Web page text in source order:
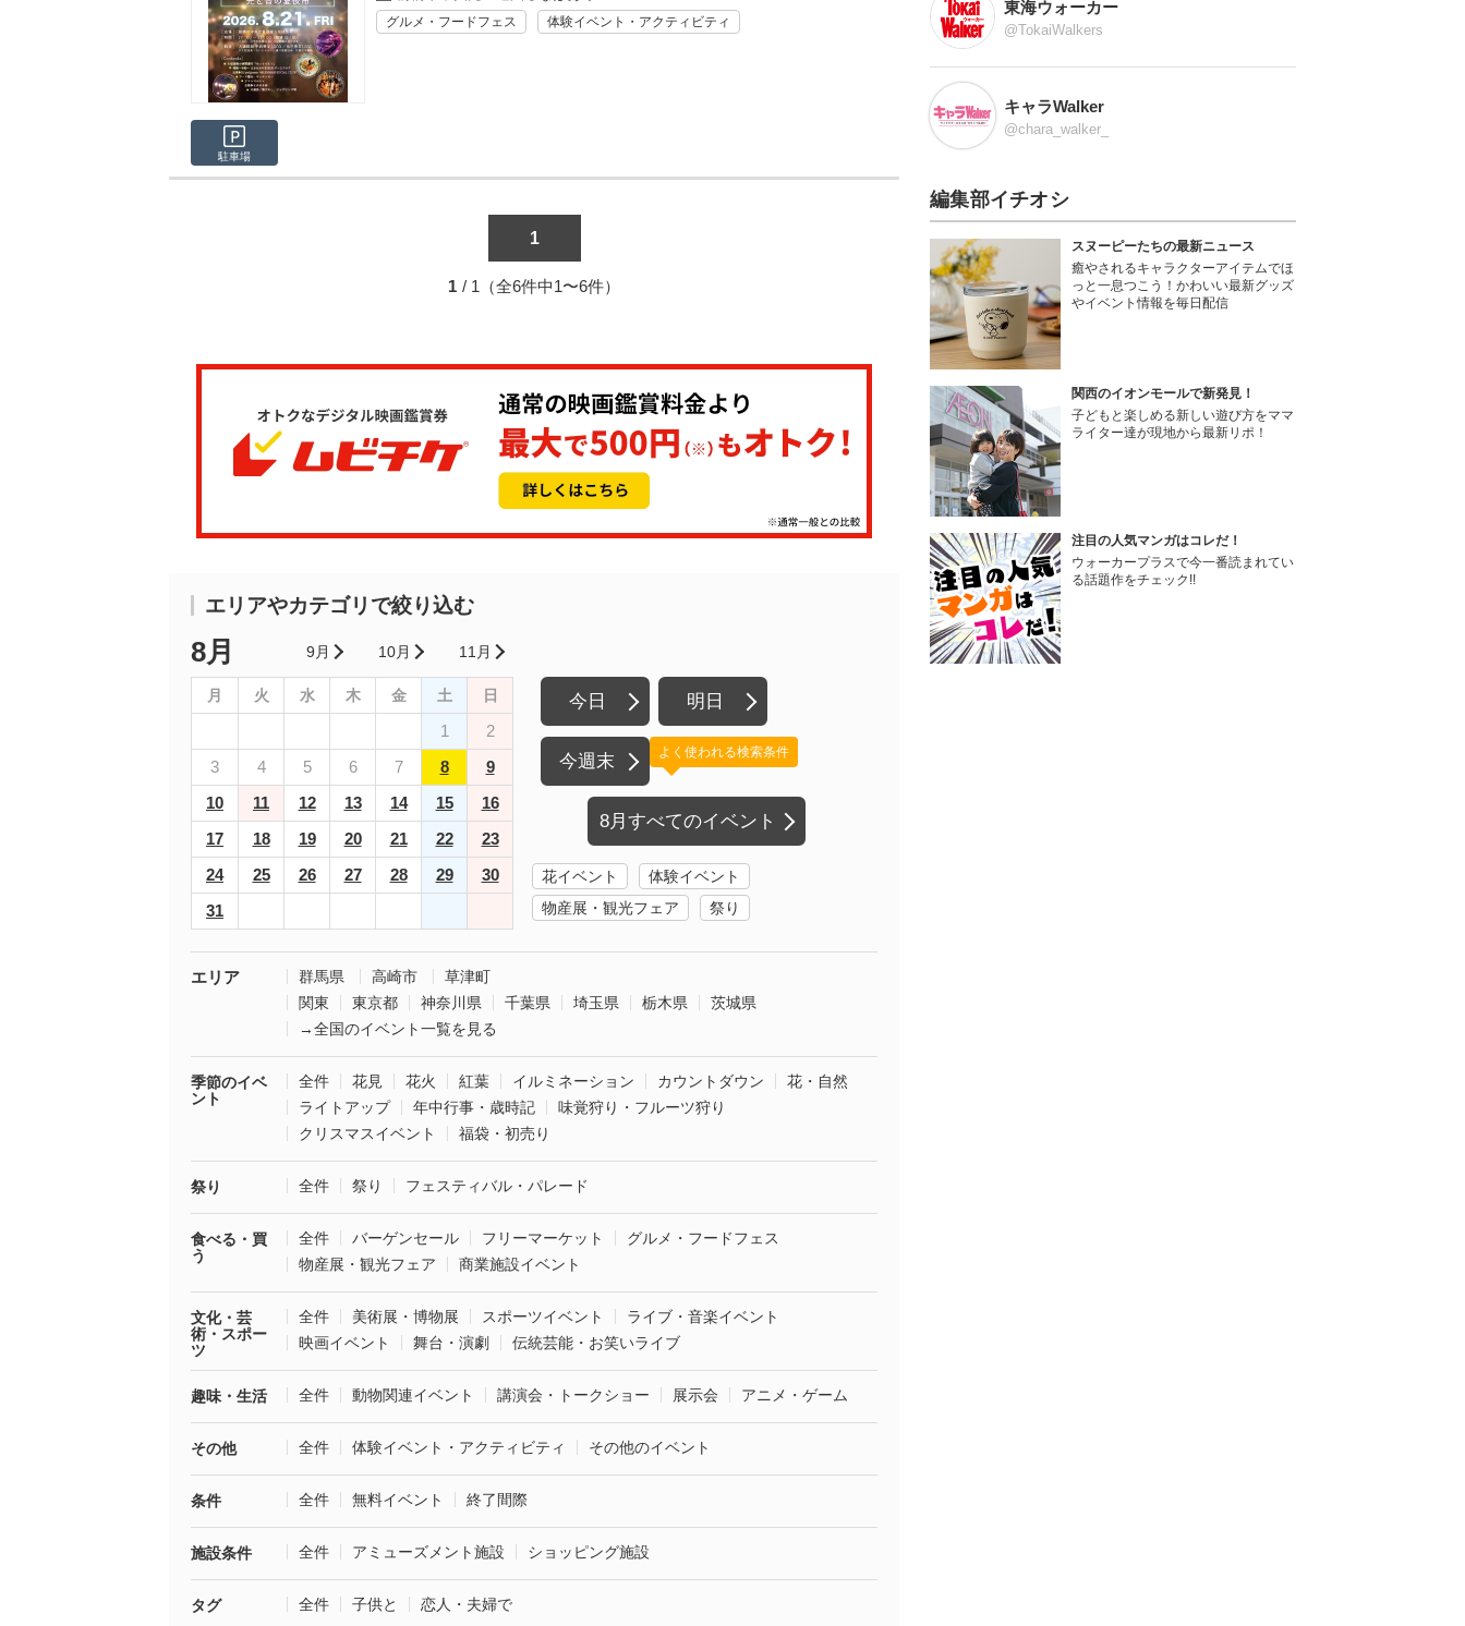
グルメ・フードフェス 体験イベント・アクティビティ
駐車場
1
1 / 1（全6件中1〜6件）
エリアやカテゴリで絞り込む
8月 9月 10月 11月
月 火 水 木 金 土 日
1
2
3
4 5 6 7 8
9
10
11 12 13 14 15
16
17
18 19 20 21 22
23
24
25 26 27 28 29
30
31
今日 明日
今週末
8月すべてのイベント
よく使われる検索条件
花イベント
体験イベント
物産展・観光フェア
祭り
エリア 群馬県 高崎市
草津町
関東
東京都 神奈川県 千葉県 埼玉県 栃木県
茨城県
→全国のイベント一覧を見る
季節のイベ
ント
全件 花見 花火 紅葉 イルミネーション カウントダウン
花・自然
ライトアップ
年中行事・歳時記
味覚狩り・フルーツ狩り
クリスマスイベント
福袋・初売り
祭り 全件 祭り フェスティバル・パレード
食べる・買
う
全件 バーゲンセール フリーマーケット
グルメ・フードフェス
物産展・観光フェア
商業施設イベント
文化・芸
術・スポー
ツ
全件 美術展・博物展 スポーツイベント
ライブ・音楽イベント
映画イベント
舞台・演劇 伝統芸能・お笑いライブ
趣味・生活 全件 動物関連イベント 講演会・トークショー 展示会 アニメ・ゲーム
その他 全件 体験イベント・アクティビティ その他のイベント
条件 全件 無料イベント 終了間際
施設条件 全件 アミューズメント施設 ショッピング施設
タグ 全件 子供と 恋人・夫婦で
東海ウォーカー
@TokaiWalkers
キャラWalker
@chara_walker_
編集部イチオシ
スヌーピーたちの最新ニュース
癒やされるキャラクターアイテムでほ
っと一息つこう！かわいい最新グッズ
やイベント情報を毎日配信
関西のイオンモールで新発見！
子どもと楽しめる新しい遊び方をママ
ライター達が現地から最新リポ！
注目の人気マンガはコレだ！
ウォーカープラスで今一番読まれてい
る話題作をチェック!!